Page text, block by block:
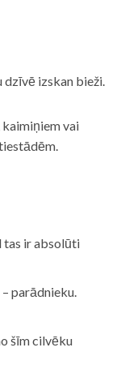
dzīvē izskan bieži.
kaimiņiem vai
tas ir absolūti
parādnieku.
šīm cilvēku